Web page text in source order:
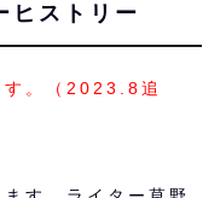
ヒストリー
す。（2023.8追